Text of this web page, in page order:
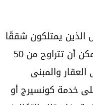
يمتلكون شققًا
يمكن أن تتراوح من 50
على العقار والمبنى
خدمة كونسيرج أو